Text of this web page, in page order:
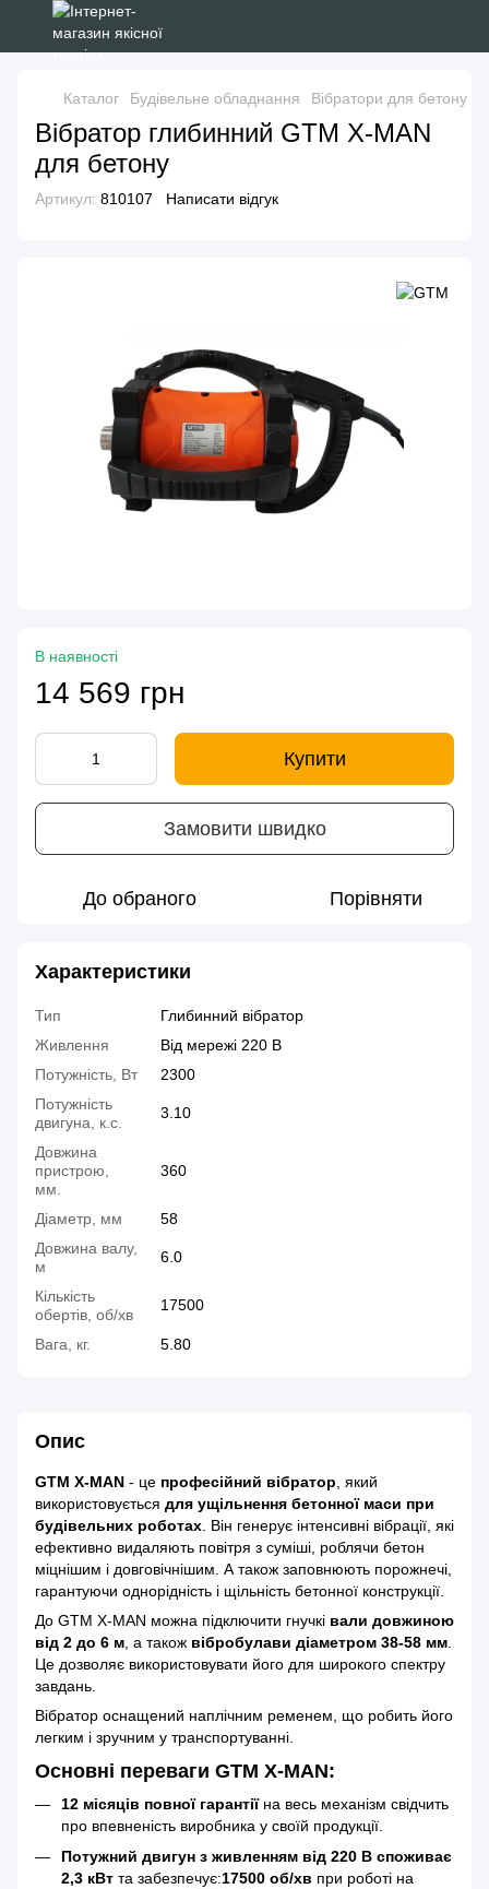
Каталог Будівельне обладнання Вібратори для бетону
Вібратор глибинний GTM X-MAN
для бетону
Артикул: 810107 Написати відгук
В наявності
14 569 грн
Купити
Замовити швидко
До обраного Порівняти
Характеристики
Тип
Глибинний вібратор
Живлення
Від мережі 220 В
Потужність, Вт
2300
Потужність
двигуна, к.с.
3.10
Довжина
пристрою,
мм.
360
Діаметр, мм
58
Довжина валу,
м
6.0
Кількість
обертів, об/хв
17500
Вага, кг. 5.80
Опис
GTM X-MAN - це професійний вібратор , який
використовується для ущільнення бетонної маси при
будівельних роботах . Він генерує інтенсивні вібрації, які
ефективно видаляють повітря з суміші, роблячи бетон
міцнішим і довговічнішим. А також заповнюють порожнечі,
гарантуючи однорідність і щільність бетонної конструкції.
До GTM X-MAN можна підключити гнучкі вали довжиною
від 2 до 6 м , а також вібробулави діаметром 38-58 мм
Це дозволяє використовувати його для широкого спектру
завдань.
Вібратор оснащений наплічним ременем, що робить його
легким і зручним у транспортуванні.
Основні переваги GTM X-MAN:
12 місяців повної гарантіїна весь механізм свідчить
про впевненість виробника у своїй продукції.
Потужний двигун з живленням від 220 В споживає
2,3 кВт та забезпечує:17500 об/хв при роботі на